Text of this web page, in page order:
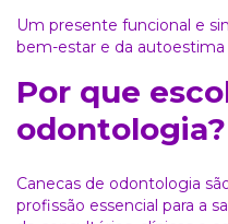
Um presente funcional e
bem-estar e da autoestima
Por que
odontologia?
Canecas de odontologia
profissão essencial para a